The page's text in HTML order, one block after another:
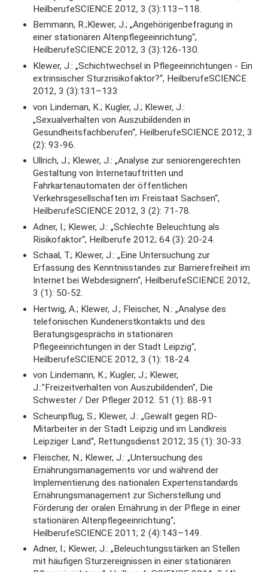
HeilberufeSCIENCE 2012, 3 (3):113–118.
Bemmann, R.;Klewer, J.; „Angehörigenbefragung in
einer stationären Altenpflegeeinrichtung“,
HeilberufeSCIENCE 2012, 3 (3):126-130.
Klewer, J.: „Schichtwechsel in Pflegeeinrichtungen - Ein
extrinsischer Sturzrisikofaktor?“, HeilberufeSCIENCE
2012, 3 (3):131–133
von Lindeman, K.; Kugler, J.; Klewer, J.:
„Sexualverhalten von Auszubildenden in
Gesundheitsfachberufen“, HeilberufeSCIENCE 2012, 3
(2): 93-96.
Ullrich, J.; Klewer, J.: „Analyse zur seniorengerechten
Gestaltung von Internetauftritten und
Fahrkartenautomaten der öffentlichen
Verkehrsgesellschaften im Freistaat Sachsen“,
HeilberufeSCIENCE 2012, 3 (2): 71-78.
Adner, I.; Klewer, J.: „Schlechte Beleuchtung als
Risikofaktor“, Heilberufe 2012; 64 (3): 20-24.
Schaal, T.; Klewer, J.: „Eine Untersuchung zur
Erfassung des Kenntnisstandes zur Barrierefreiheit im
Internet bei Webdesignern“, HeilberufeSCIENCE 2012,
3 (1): 50-52.
Hertwig, A.; Klewer, J.; Fleischer, N.: „Analyse des
telefonischen Kundenerstkontakts und des
Beratungsgesprächs in stationären
Pflegeeinrichtungen in der Stadt Leipzig“,
HeilberufeSCIENCE 2012, 3 (1): 18-24.
von Lindemann, K.; Kugler, J.; Klewer,
J.:"Freizeitverhalten von Auszubildenden", Die
Schwester / Der Pfleger 2012. 51 (1): 88-91
Scheunpflug, S.; Klewer, J.: „Gewalt gegen RD-
Mitarbeiter in der Stadt Leipzig und im Landkreis
Leipziger Land“, Rettungsdienst 2012; 35 (1): 30-33.
Fleischer, N.; Klewer, J.: „Untersuchung des
Ernährungsmanagements vor und während der
Implementierung des nationalen Expertenstandards
Ernährungsmanagement zur Sicherstellung und
Förderung der oralen Ernährung in der Pflege in einer
stationären Altenpflegeeinrichtung“,
HeilberufeSCIENCE 2011; 2 (4):143–149.
Adner, I.; Klewer, J.: „Beleuchtungsstärken an Stellen
mit häufigen Sturzereignissen in einer stationären